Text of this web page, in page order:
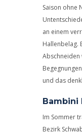
Saison ohne
an einem
Hallenbelag.
und das
Bambini
Im Sommer
Bezirk